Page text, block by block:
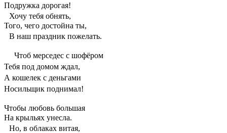
Подружка дорогая!
Хочу тебя обнять,
Того, чего достойна ты,
В наш праздник пожелать.
Чтоб мерседес с шофёром
Тебя под домом ждал,
А кошелек с деньгами
Носильщик поднимал!
Чтобы любовь большая
На крыльях унесла.
Но, в облаках витая,